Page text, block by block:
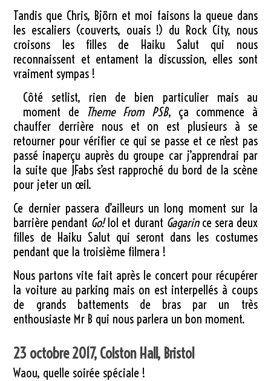
Tandis que Chris, Björn et moi faisons la queue dans
les escaliers (couverts, ouais !) du Rock City, nous
croisons les filles de Haiku Salut qui nous
reconnaissent et entament la discussion, elles sont
vraiment sympas !
Côté setlist, rien de bien particulier mais au
moment de Theme From PSB, ça commence à
chauffer derrière nous et on est plusieurs à se
retourner pour vérifier ce qui se passe et ce n’est pas
passé inaperçu auprès du groupe car j’apprendrai par
la suite que JFabs s’est rapproché du bord de la scène
pour jeter un œil.
Ce dernier passera d’ailleurs un long moment sur la
barrière pendant Go!lol et durant Gagarince sera deux
filles de Haiku Salut qui seront dans les costumes
pendant que la troisième filmera !
Nous partons vite fait après le concert pour récupérer
la voiture au parking mais on est interpellés à coups
de grands battements de bras par un très
enthousiaste Mr B qui nous parlera un bon moment.
23 octobre 2017, Colston Hall, Bristol
Waou, quelle soirée spéciale !